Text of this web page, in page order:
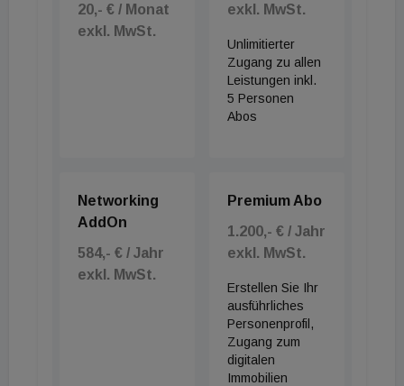
20,- € / Monat
exkl. MwSt.
exkl. MwSt.
Unlimitierter
Zugang zu allen
Leistungen inkl.
5 Personen
Abos
Networking
AddOn
584,- € / Jahr
exkl. MwSt.
Premium Abo
1.200,- € / Jahr
exkl. MwSt.
Erstellen Sie Ihr
ausführliches
Personenprofil,
Zugang zum
digitalen
Immobilien